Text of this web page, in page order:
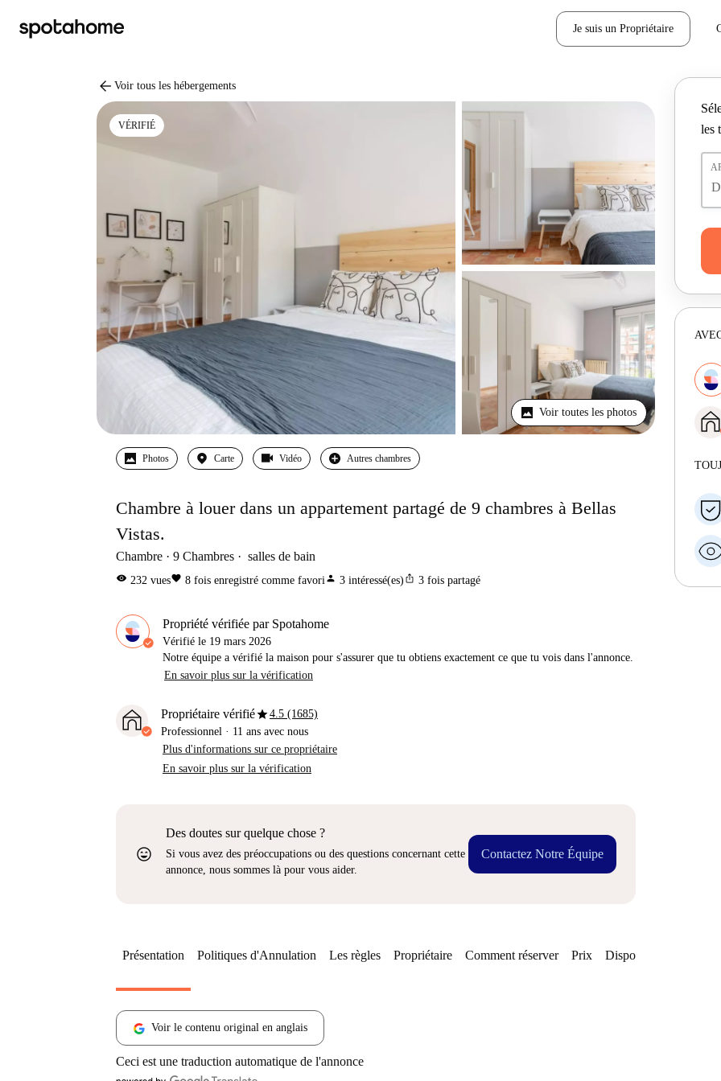
Je suis un Propriétaire
arrow_back Voir tous les hébergements
VÉRIFIÉ
Voir toutes les photos
Photos Carte Vidéo Autres chambres
Chambre à louer dans un appartement partagé de 9 chambres à Bellas
Vistas.
Chambre 9 Chambres salles de bain
visibility 232 vuesfavorite 8 fois enregistré comme favoriperson 3 intéressé(es) ios_share 3 fois partagé
Propriété vérifiée par Spotahome
Vérifié le 19 mars 2026
Notre équipe a vérifié la maison pour s'assurer que tu obtiens exactement ce que tu vois dans l'annonce.
En savoir plus sur la vérification
Propriétaire vérifiéstar4.5 (1685)
Professionnel · 11 ans avec nous
Plus d'informations sur ce propriétaire
En savoir plus sur la vérification
sentiment_very_satisfied
Des doutes sur quelque chose ?
Si vous avez des préoccupations ou des questions concernant cette
annonce, nous sommes là pour vous aider.
Contactez Notre Équipe
les
Présentation Politiques d'Annulation Les règles Propriétaire Comment réserver Prix Disponibilités
Voir le contenu original en anglais
Ceci est une traduction automatique de l'annonce